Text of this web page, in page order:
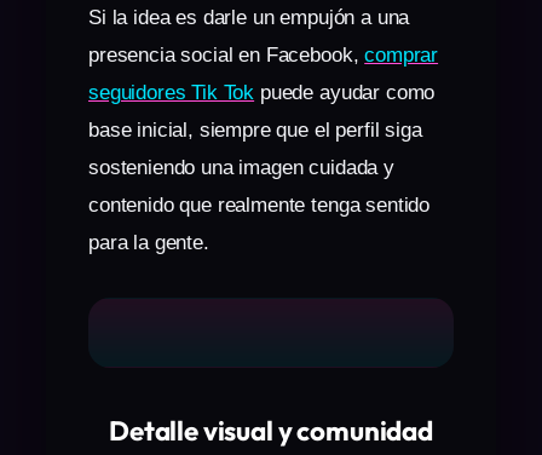
Si la idea es darle un empujón a una
presencia social en Facebook,comprar
seguidores Tik Tok puede ayudar como
base inicial, siempre que el perfil siga
sosteniendo una imagen cuidada y
contenido que realmente tenga sentido
para la gente.
Detalle visual y comunidad